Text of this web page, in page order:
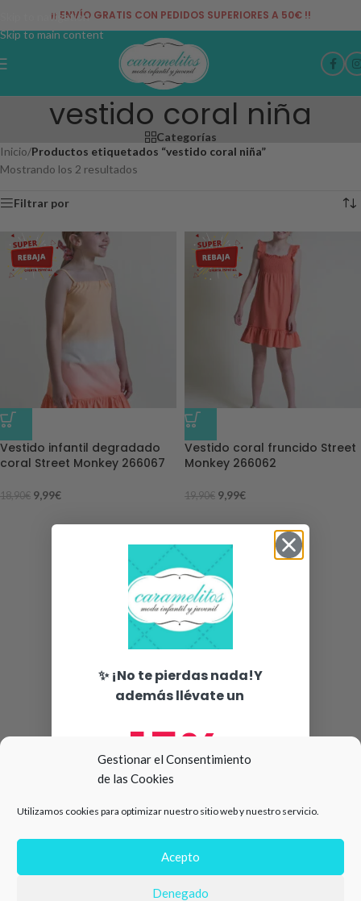
Gestionar el Consentimiento
de las Cookies
Utilizamos cookies para optimizar nuestro sitio web y nuestro servicio.
Acepto
Denegado
Skip to navigation
Skip to main content
¡¡ ENVÍO GRATIS CON PEDIDOS SUPERIORES A 50€ !!
vestido coral niña
Categorías
Inicio/Productos etiquetados “vestido coral niña”
Mostrando los 2 resultados
Filtrar por
-47%
Vestido infantil degradado
coral Street Monkey 266067
18,90€ 9,99€
-50%
Vestido coral fruncido Street
Monkey 266062
19,90€ 9,99€
✨ ¡No te pierdas nada!Y
además llévate un
15%
compra 🛍️
Número de teléfono